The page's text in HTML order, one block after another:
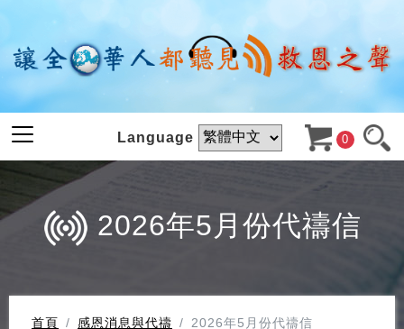
Language 0
2026年5月份代禱信
首頁 感恩消息與代禱 2026年5月份代禱信